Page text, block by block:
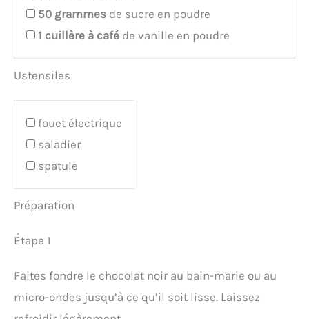
50 grammes de sucre en poudre
1 cuillère à café de vanille en poudre
Ustensiles
fouet électrique
saladier
spatule
Préparation
Étape 1
Faites fondre le chocolat noir au bain-marie ou au
micro-ondes jusqu’à ce qu’il soit lisse. Laissez